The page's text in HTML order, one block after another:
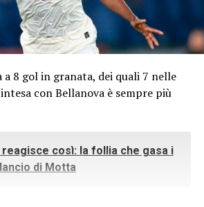
8 gol in granata, dei quali 7 nelle
con Bellanova è sempre più
reagisce così: la follia che gasa i
di Motta